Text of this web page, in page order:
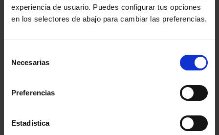
experiencia de usuario. Puedes configurar tus opciones
en los selectores de abajo para cambiar las preferencias.
Necesarias
Preferencias
Estadística